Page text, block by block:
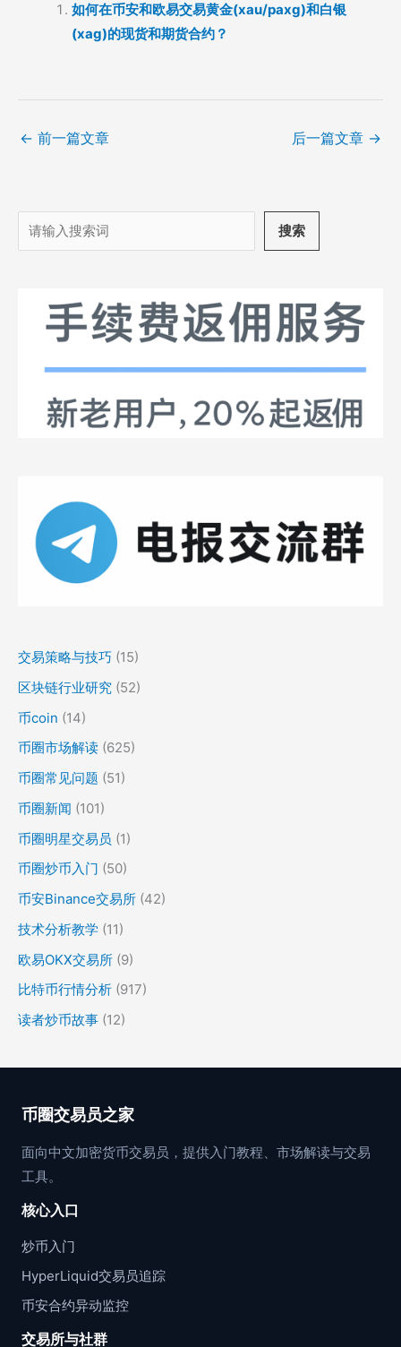
如何在币安和欧易交易黄金(xau/paxg)和白银
(xag)的现货和期货合约？
← 前一篇文章 后一篇文章 →
搜
索
搜索
交易策略与技巧 (15)
区块链行业研究 (52)
币coin (14)
币圈市场解读 (625)
币圈常见问题 (51)
币圈新闻 (101)
币圈明星交易员 (1)
币圈炒币入门 (50)
币安Binance交易所 (42)
技术分析教学 (11)
欧易OKX交易所 (9)
比特币行情分析 (917)
读者炒币故事 (12)
币圈交易员之家
面向中文加密货币交易员，提供入门教程、市场解读与交易
工具。
核心入口
炒币入门
HyperLiquid交易员追踪
币安合约异动监控
交易所与社群